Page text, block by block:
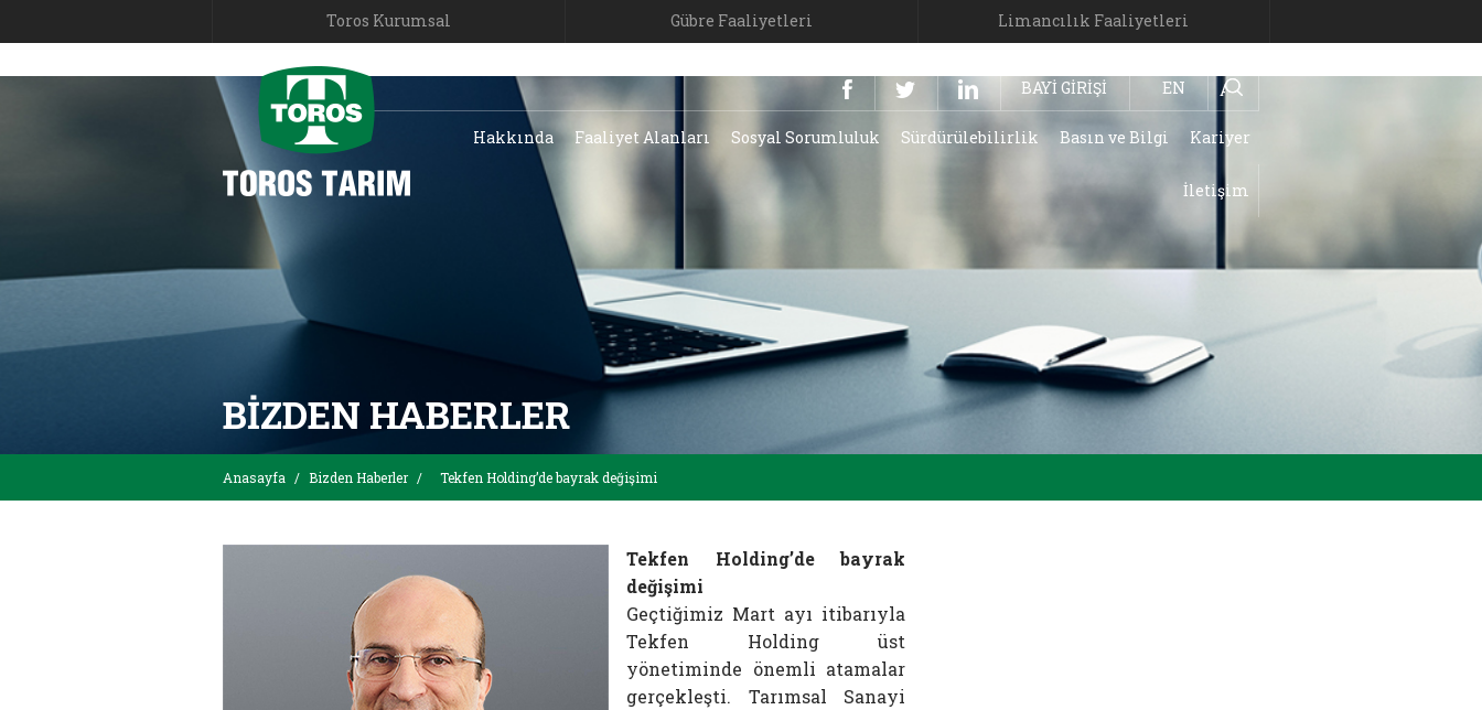
Toros Kurumsal Gübre Faaliyetleri Limancılık Faaliyetleri
BAYİ GİRİŞİ EN
Hakkında Faaliyet Alanları Sosyal Sorumluluk Sürdürülebilirlik Basın ve Bilgi Kariyer
İletişim
BIZDEN HABERLER
Anasayfa / Bizden Haberler / Tekfen Holding’de bayrak değişimi
Tekfen Holding’de bayrak
değişimi
Geçtiğimiz Mart ayı itibarıyla
Tekfen Holding üst
yönetiminde önemli atamalar
gerçekleşti. Tarımsal Sanayi